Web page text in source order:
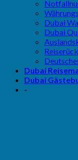
Dubai
Dubai
Dubai
Dubai
-